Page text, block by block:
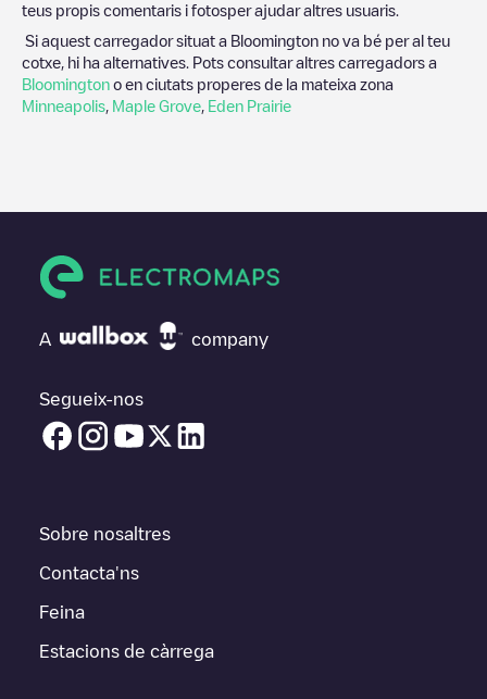
teus propis comentaris i fotosper ajudar altres usuaris.
Si aquest carregador situat a Bloomington no va bé per al teu
cotxe, hi ha alternatives. Pots consultar altres carregadors a
Bloomington o en ciutats properes de la mateixa zona
Minneapolis Maple Grove Eden Prairie
A company
Segueix-nos
Sobre nosaltres
Contacta'ns
Feina
Estacions de càrrega